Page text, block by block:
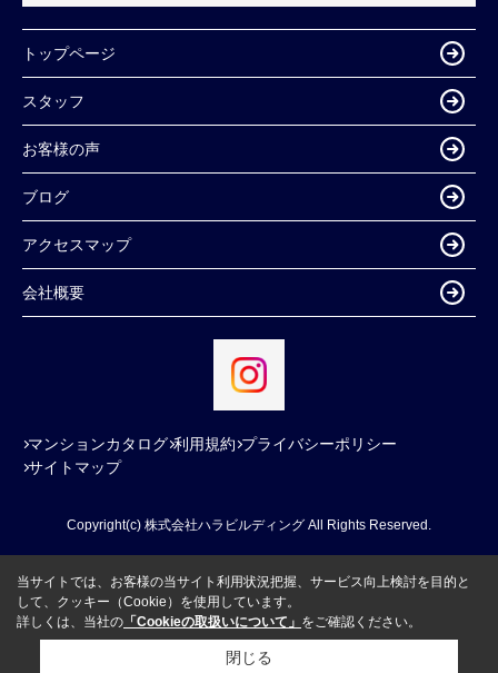
トップページ
スタッフ
お客様の声
ブログ
アクセスマップ
会社概要
マンションカタログ 利用規約 プライバシーポリシー
サイトマップ
Copyright(c) 株式会社ハラビルディング All Rights Reserved.
当サイトでは、お客様の当サイト利用状況把握、サービス向上検討を目的と
して、クッキー（Cookie）を使用しています。
詳しくは、当社の 「Cookieの取扱いについて」 をご確認ください。
閉じる